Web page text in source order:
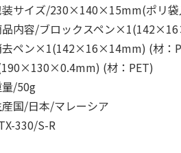
サイズ/230×140×15mm(ポリ
内容/ブロックスペン
去ペン×1(142×16×14mm) (材：
(材：PET)
/50g
国/日本/マレーシア
330/S-R